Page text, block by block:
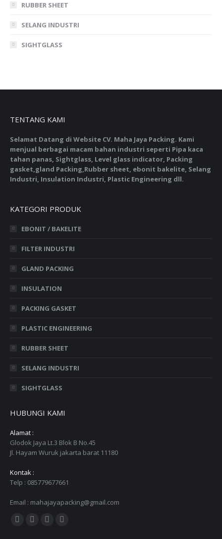
RUBBER SHEET
SELANG INDUSTRI
SIGHTGLASS
TENTANG KAMI
Selamat Datang di Website CV. Maha Jaya Packing. Kami
menjual berbagai macam bahan industri seperti Pipa kaca
tahan panas, Sightglass, Level glass indicator, Packing
gasket,gland Packing,Rubber sheet, ebonit bakelite, Selang
Industri, Insulation Industri, Plastic Engineering dll.
KATEGORI PRODUK
EBONIT / BAKELITE
FILTER INDUSTRI
GLAND PACKING
INSULATION
PACKING GASKET
PLASTIC ENGINEERING
RUBBER SHEET
SELANG INDUSTRI
SIGHTGLASS
HUBUNGI KAMI
Alamat :
Glodok Jaya Lt.3 Blok B No.45
Jl. Hayam Wuruk jakarta barat 11180
Kontak :
Telp : 085779677661
Email : mahajayapacking@gmail.com
Find us on: